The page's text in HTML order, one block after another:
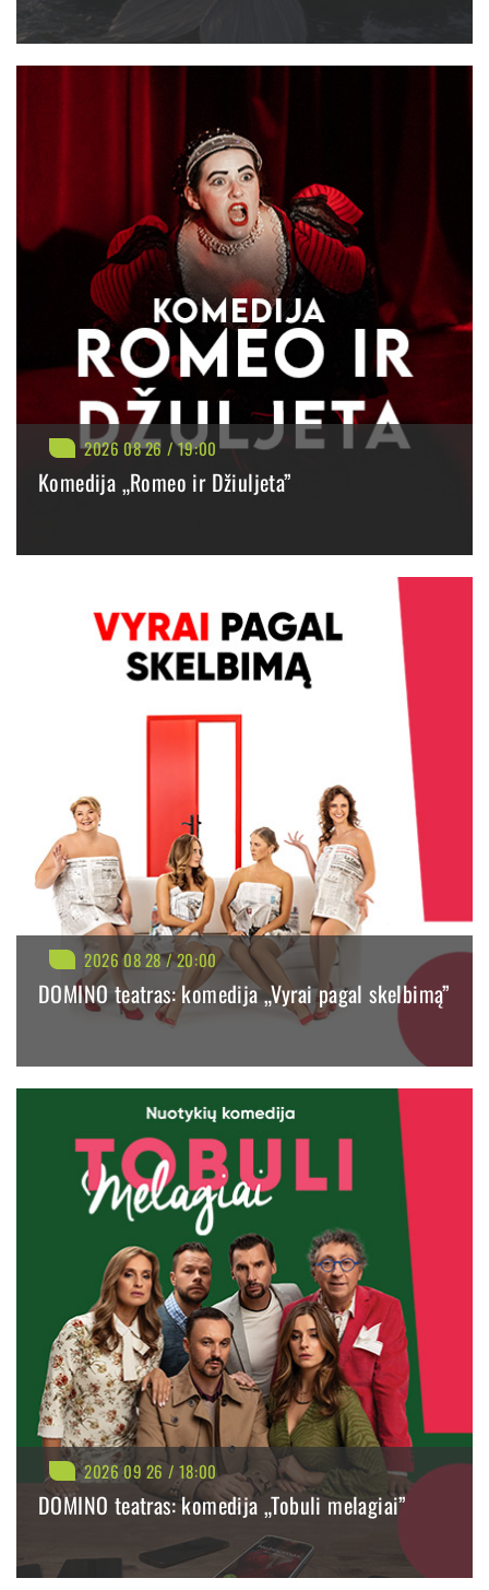
BILIETAI NUO: 30.90 €
2026 08 26 / 19:00
Komedija „Romeo ir Džiuljeta”
PLAČIAU
2026 08 28 / 20:00
DOMINO teatras: komedija „Vyrai pagal skelbimą”
PLAČIAU
2026 09 26 / 18:00
DOMINO teatras: komedija „Tobuli melagiai”
BILIETAI NUO: 30.60 €